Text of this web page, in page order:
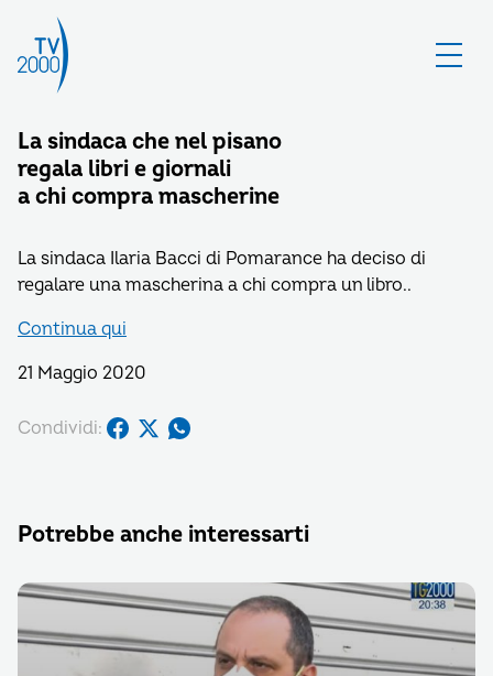
La sindaca che nel pisano
regala libri e giornali
a chi compra mascherine
La sindaca Ilaria Bacci di Pomarance ha deciso di
regalare una mascherina a chi compra un libro..
Continua qui
21 Maggio 2020
Condividi:
Potrebbe anche interessarti